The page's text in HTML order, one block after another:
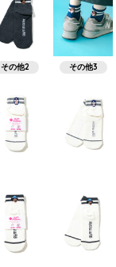
その他2 その他3